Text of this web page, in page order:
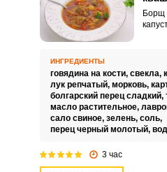
Борщ
ИНГРЕДИЕНТЫ
говядина на кости, свекла,
лук репчатый, морковь,
болгарский перец сладкий,
масло растительное,
сало свиное, зелень, соль,
перец черный молотый,
3 час